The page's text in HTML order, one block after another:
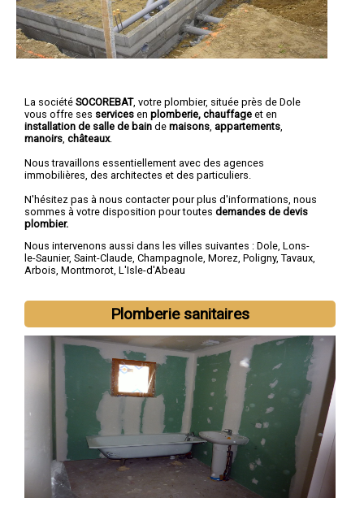
La société SOCOREBAT, votre plombier, située près de Dole
vous offre ses services en plomberie, chauffage et en
installation de salle de bain de maisons appartements
manoirs châteaux.
Nous travaillons essentiellement avec des agences
immobilières, des architectes et des particuliers.
N'hésitez pas à nous contacter pour plus d'informations, nous
sommes à votre disposition pour toutes demandes de devis
plombier.
Nous intervenons aussi dans les villes suivantes : Dole, Lons-
le-Saunier, Saint-Claude, Champagnole, Morez, Poligny, Tavaux,
Arbois, Montmorot, L'Isle-d'Abeau
Plomberie sanitaires